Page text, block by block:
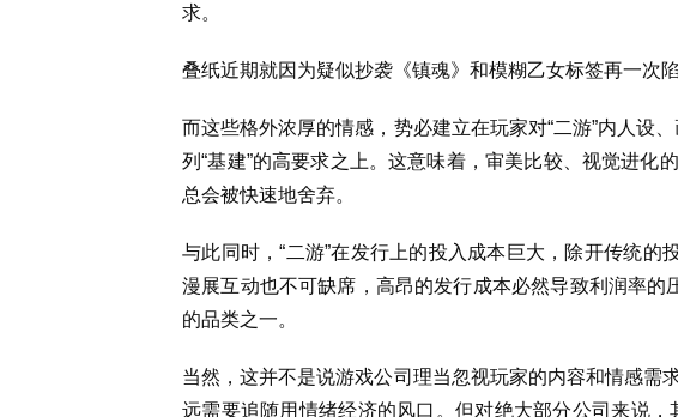
求。
叠纸近期就因为疑似抄袭《镇魂》和模糊乙女标签再一次陷
而这些格外浓厚的情感，势必建立在玩家对“二游”内人设
列“基建”的高要求之上。这意味着，审美比较、视觉进化
总会被快速地舍弃。
与此同时，“二游”在发行上的投入成本巨大，除开传统的
漫展互动也不可缺席，高昂的发行成本必然导致利润率的
的品类之一。
当然，这并不是说游戏公司理当忽视玩家的内容和情感需
远需要追随用情绪经济的风口。但对绝大部分公司来说